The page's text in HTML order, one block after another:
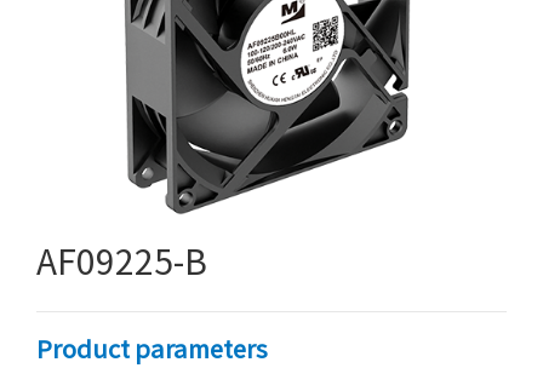
AF09225-B
Product parameters